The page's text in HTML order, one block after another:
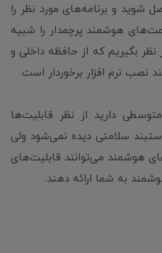
شوید و برنامه‌های مورد نظر را
هوشمند پرچمدار را شبیه
بگیریم که از حافظه داخلی و
نصب نرم افزار برخوردار است.
دارید از نظر قابلیت‌ها
سلامتی دیده نمی‌شود ولی
هوشمند می‌توانند قابلیت‌های
به شما ارائه دهند.